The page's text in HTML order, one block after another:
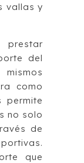
vallas y
prestar
del
como
permite
no solo
de
que